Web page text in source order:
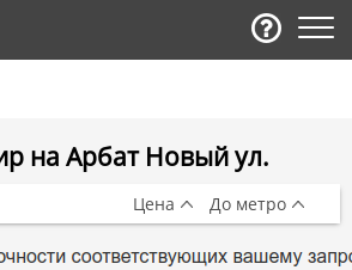
на Арбат Новый ул.
Цена До метро